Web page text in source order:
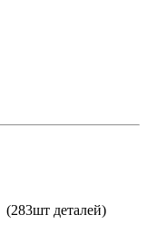
деталей)